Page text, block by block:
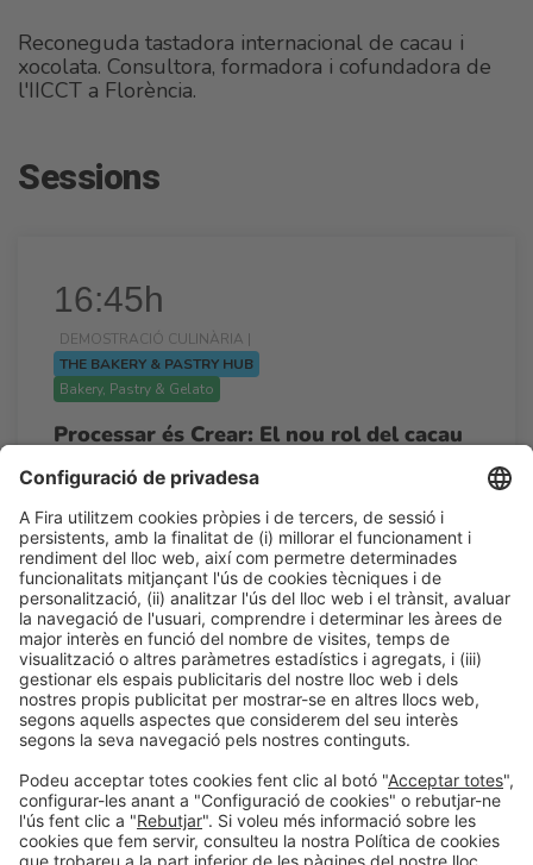
Reconeguda tastadora internacional de cacau i
xocolata. Consultora, formadora i cofundadora de
l'IICCT a Florència.
Sessions
16:45h
DEMOSTRACIÓ CULINÀRIA |
THE BAKERY & PASTRY HUB
Bakery, Pastry & Gelato
Processar és Crear: El nou rol del cacau
en origen i ingredient en obrador
Dl 23
16:45h - 17:25h
The Bakery & Pastry Hub
Accés lliure
LLegir més